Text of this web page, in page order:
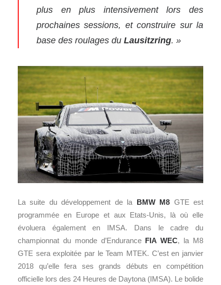
plus en plus intensivement lors des
prochaines sessions, et construire sur la
base des roulages du Lausitzring. »
La suite du développement de la BMW M8 GTE est
programmée en Europe et aux Etats-Unis, là où elle
évoluera également en IMSA. Dans le cadre du
championnat du monde d’Endurance FIA WEC, la M8
GTE sera exploitée par le Team MTEK. C’est en janvier
2018 qu’elle fera ses grands débuts en compétition
officielle lors des 24 Heures de Daytona (IMSA). Le bolide